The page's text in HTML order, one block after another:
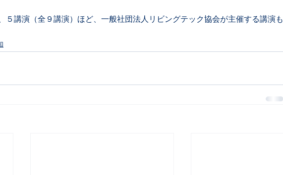
５講演（全９講演）ほど、一般社団法人リビングテック協会が主催する講演も